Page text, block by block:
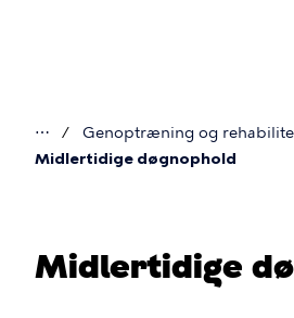
Du
⋯
Genoptræning og
Midlertidige døgnophold
Midlertidige